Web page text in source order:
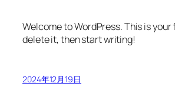
Welcome to WordPress. This is
delete it, then start writing!
2024年12月19日